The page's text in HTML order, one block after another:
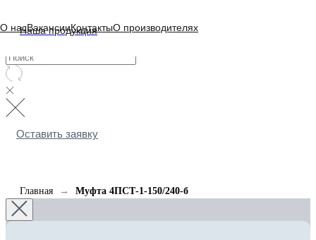
Главная Муфта 4ПСТ-1-150/240-б
Наша продукция
О насВакансииКонтактыО производителях
Оставить заявку